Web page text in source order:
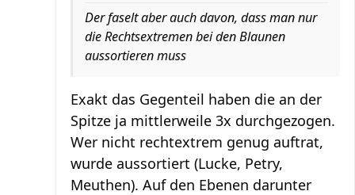
Der faselt aber auch davon, dass man nur
die Rechtsextremen bei den Blaunen
aussortieren muss
Exakt das Gegenteil haben die an der
Spitze ja mittlerweile 3x durchgezogen.
Wer nicht rechtextrem genug auftrat,
wurde aussortiert (Lucke, Petry,
Meuthen). Auf den Ebenen darunter